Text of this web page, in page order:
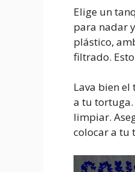
Elige un
para nadar
plástico,
filtrado.
Lava bien
a tu tortuga.
limpiar.
colocar a tu